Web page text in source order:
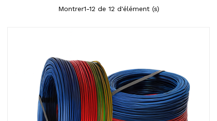
Montrer1-12 de 12 d'élément (s)